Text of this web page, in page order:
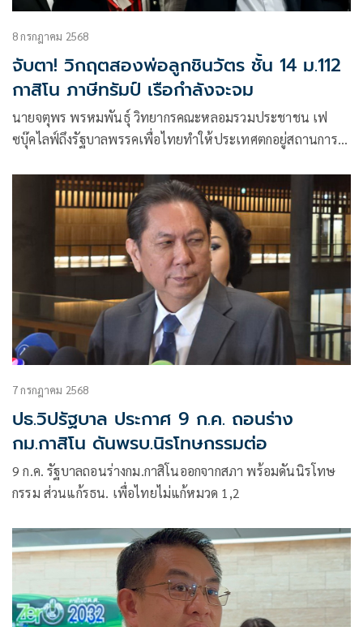
8 กรกฎาคม 2568
จับตา! วิกฤตสองพ่อลูกชินวัตร ชั้น 14 ม.112
กาสิโน ภาษีทรัมป์ เรือกำลังจะจม
นายจตุพร พรหมพันธุ์ วิทยากรคณะหลอมรวมประชาชน เฟ
ซบุ๊คไลฟ์ถึงรัฐบาลพรรคเพื่อไทยทำให้ประเทศตกอยู่สถานการณ์
7 กรกฎาคม 2568
ปธ.วิปรัฐบาล ประกาศ 9 ก.ค. ถอนร่าง
กม.กาสิโน ดันพรบ.นิรโทษกรรมต่อ
9 ก.ค. รัฐบาลถอนร่างกม.กาสิโนออกจากสภา พร้อมดันนิรโทษ
กรรม ส่วนแก้รธน. เพื่อไทยไม่แก้หมวด 1,2